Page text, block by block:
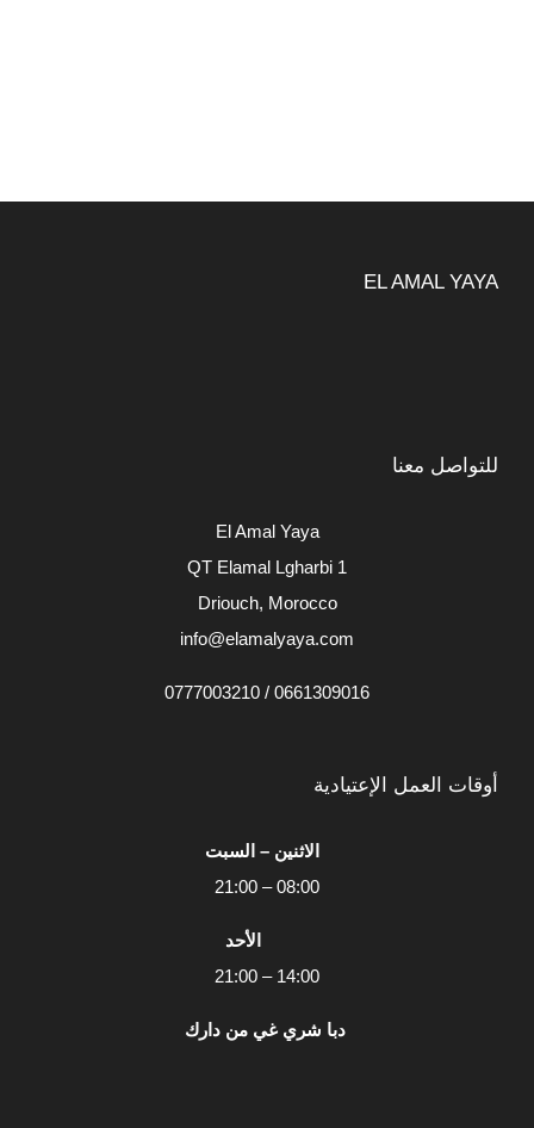
EL AMAL YAYA
للتواصل معنا
El Amal Yaya
QT Elamal Lgharbi 1
Driouch, Morocco
info@elamalyaya.com
0661309016 / 0777003210
أوقات العمل الإعتيادية
الاثنين – السبت
08:00 – 21:00
الأحد
14:00 – 21:00
دبا شري غي من دارك